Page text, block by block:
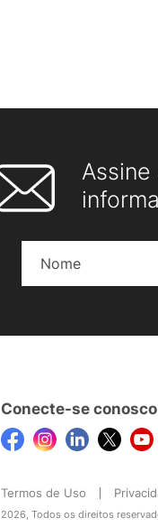
Conecte-se conosco
Termos de Uso
2026, Todos os direitos